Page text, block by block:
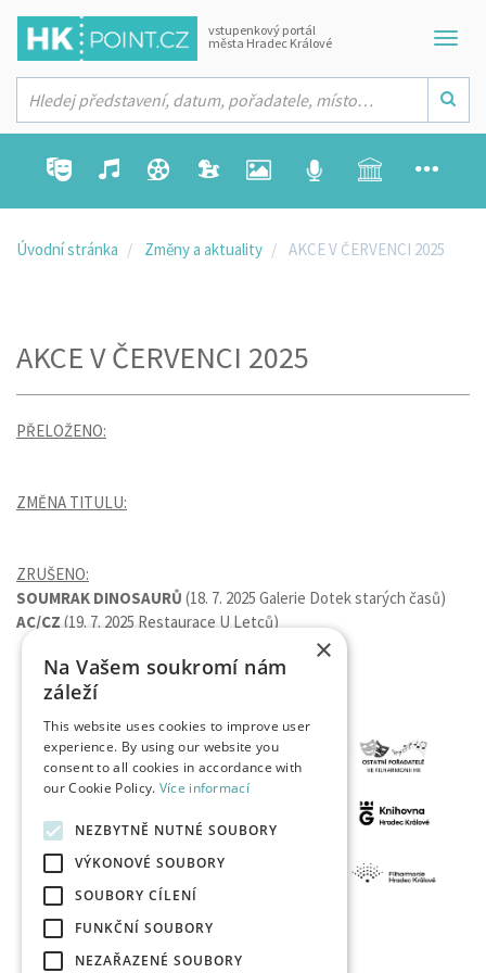
vstupenkový portál
města Hradec Králové
Úvodní stránka Změny a aktuality AKCE V ČERVENCI 2025
AKCE V ČERVENCI 2025
PŘELOŽENO:
ZMĚNA TITULU:
ZRUŠENO:
SOUMRAK DINOSAURŮ (18. 7. 2025 Galerie Dotek starých časů)
AC/CZ (19. 7. 2025 Restaurace U Letců)
×
Na Vašem soukromí nám
záleží
This website uses cookies to improve user
experience. By using our website you
consent to all cookies in accordance with
our Cookie Policy. Více informací
NEZBYTNĚ NUTNÉ SOUBORY
VÝKONOVÉ SOUBORY
SOUBORY CÍLENÍ
FUNKČNÍ SOUBORY
NEZAŘAZENÉ SOUBORY